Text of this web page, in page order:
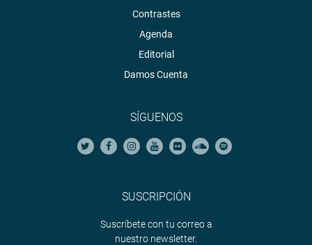
Contrastes
Agenda
Editorial
Damos Cuenta
SÍGUENOS
SUSCRIPCIÓN
Suscríbete con tu correo a
nuestro newsletter.